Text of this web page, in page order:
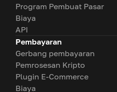
Program Pembuat Pasar
Biaya
API
Pembayaran
Gerbang pembayaran
Pemrosesan Kripto
Plugin E-Commerce
Biaya